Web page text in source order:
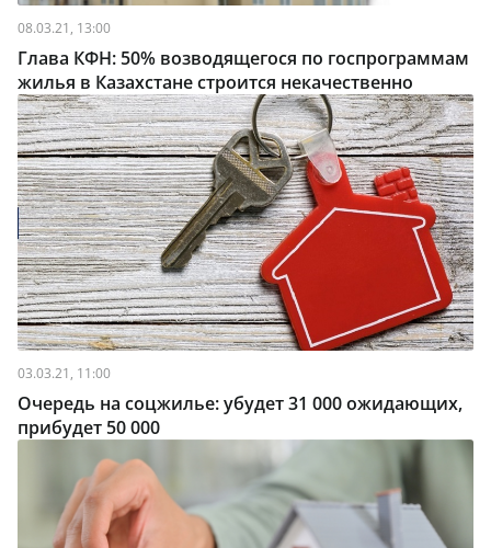
08.03.21, 13:00
Глава КФН: 50% возводящегося по госпрограммам
жилья в Казахстане строится некачественно
03.03.21, 11:00
Очередь на соцжилье: убудет 31 000 ожидающих,
прибудет 50 000